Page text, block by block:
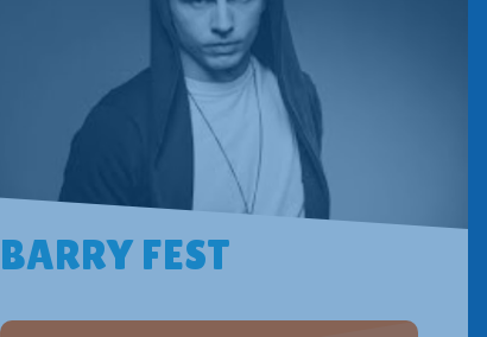
BARRY FEST